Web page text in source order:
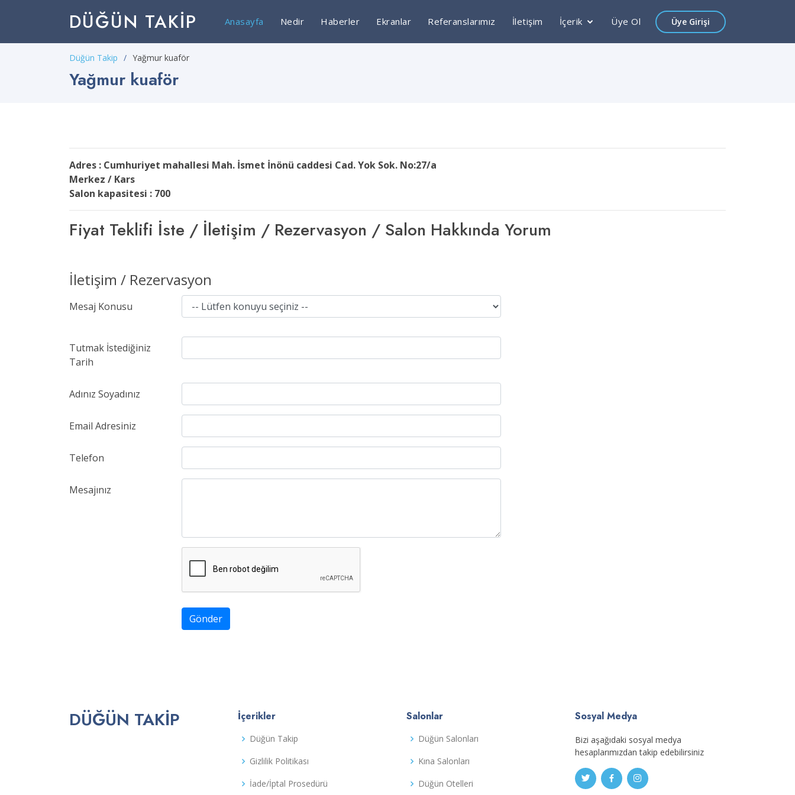
DÜĞÜN TAKIP Anasayfa Nedir Haberler Ekranlar Referanslarımız İletişim İçerik Üye Ol Üye Girişi
Düğün Takip Yağmur kuaför
Yağmur kuaför
Adres : Cumhuriyet mahallesi Mah. İsmet İnönü caddesi Cad. Yok Sok. No:27/a
Merkez / Kars
Salon kapasitesi : 700
Fiyat Teklifi İste / İletişim / Rezervasyon / Salon Hakkında Yorum
İletişim / Rezervasyon
Mesaj Konusu
Tutmak İstediğiniz
Tarih
Adınız Soyadınız
Email Adresiniz
Telefon
Mesajınız
Gönder
DÜĞÜN TAKIP İçerikler
Düğün Takip
Gizlilik Politikası
İade/İptal Prosedürü
Salonlar
Düğün Salonları
Kına Salonları
Düğün Otelleri
Sosyal Medya
Bizi aşağıdaki sosyal medya
hesaplarımızdan takip edebilirsiniz